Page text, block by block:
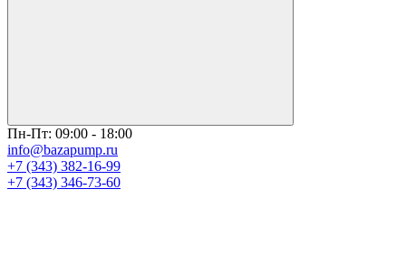
Пн-Пт: 09:00 - 18:00
info@bazapump.ru
+7 (343) 382-16-99
+7 (343) 346-73-‬60